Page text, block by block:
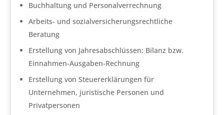
Buchhaltung und Personalverrechnung
Arbeits- und sozialversicherungsrechtliche
Beratung
Erstellung von Jahresabschlüssen: Bilanz bzw.
Einnahmen-Ausgaben-Rechnung
Erstellung von Steuererklärungen für
Unternehmen, juristische Personen und
Privatpersonen